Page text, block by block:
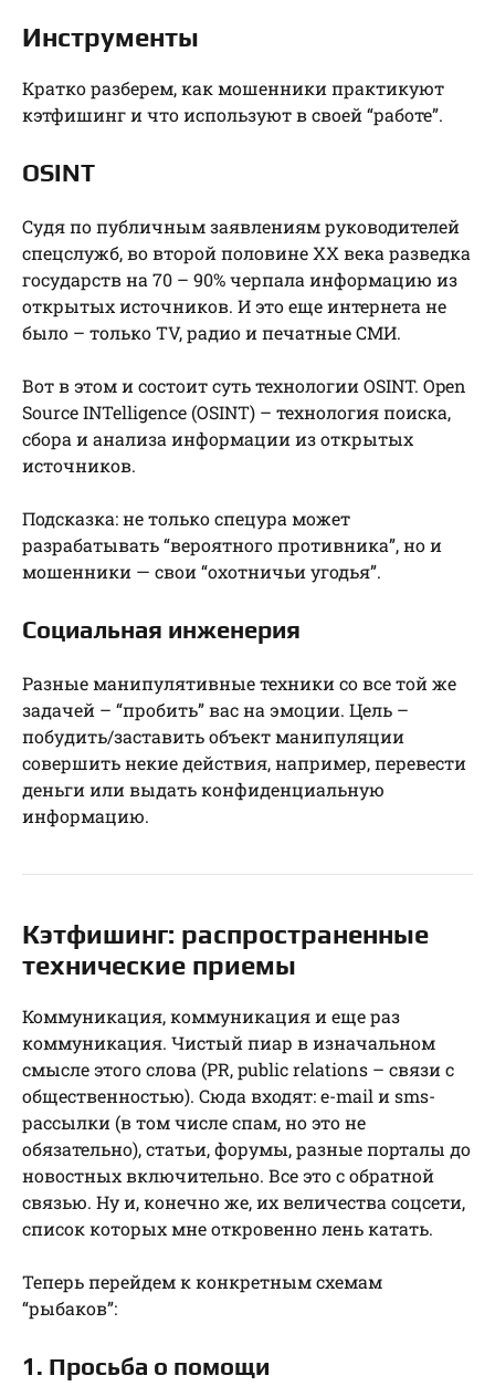
Инструменты
Кратко разберем, как мошенники практикуют
кэтфишинг и что используют в своей “работе”.
OSINT
Судя по публичным заявлениям руководителей
спецслужб, во второй половине ХХ века разведка
государств на 70 – 90% черпала информацию из
открытых источников. И это еще интернета не
было – только TV, радио и печатные СМИ.
Вот в этом и состоит суть технологии OSINT. Open
Source INTelligence (OSINT) – технология поиска,
сбора и анализа информации из открытых
источников.
Подсказка: не только спецура может
разрабатывать “вероятного противника”, но и
мошенники — свои “охотничьи угодья”.
Социальная инженерия
Разные манипулятивные техники со все той же
задачей – “пробить” вас на эмоции. Цель –
побудить/заставить объект манипуляции
совершить некие действия, например, перевести
деньги или выдать конфиденциальную
информацию.
Кэтфишинг: распространенные
технические приемы
Коммуникация, коммуникация и еще раз
коммуникация. Чистый пиар в изначальном
смысле этого слова (PR, public relations – связи с
общественностью). Сюда входят: e-mail и sms-
рассылки (в том числе спам, но это не
обязательно), статьи, форумы, разные порталы до
новостных включительно. Все это с обратной
связью. Ну и, конечно же, их величества соцсети,
список которых мне откровенно лень катать.
Теперь перейдем к конкретным схемам
“рыбаков”:
1. Просьба о помощи